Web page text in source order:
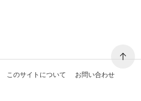
このサイトについて お問い合わせ